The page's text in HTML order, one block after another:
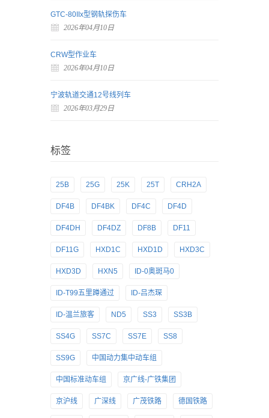
GTC-80IIx型钢轨探伤车
2026年04月10日
CRW型作业车
2026年04月10日
宁波轨道交通12号线列车
2026年03月29日
标签
25B 25G 25K 25T CRH2A
DF4B DF4BK DF4C DF4D
DF4DH DF4DZ DF8B DF11
DF11G HXD1C HXD1D HXD3C
HXD3D HXN5 ID-0奥斑马0
ID-T99五里蹲通过 ID-吕杰琛
ID-温兰旅客 ND5 SS3 SS3B
SS4G SS7C SS7E SS8
SS9G 中国动力集中动车组
中国标准动车组 京广线-广铁集团
京沪线 广深线 广茂铁路 德国铁路